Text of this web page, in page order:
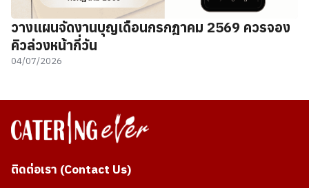
วางแผนจัดงานบุญเดือนกรกฎาคม 2569 ควรจอง
คิวล่วงหน้ากี่วัน
04/07/2026
ติดต่อเรา (Contact Us)